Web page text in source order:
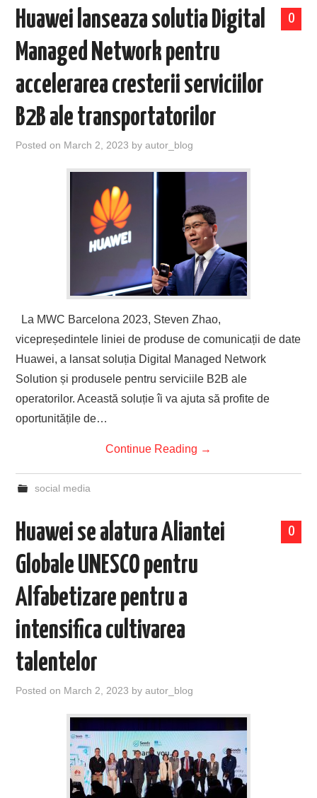
0
Huawei lanseaza solutia Digital
Managed Network pentru
accelerarea cresterii serviciilor
B2B ale transportatorilor
Posted on March 2, 2023 byautor_blog
La MWC Barcelona 2023, Steven Zhao,
vicepreședintele liniei de produse de comunicații de date
Huawei, a lansat soluția Digital Managed Network
Solution și produsele pentru serviciile B2B ale
operatorilor. Această soluție îi va ajuta să profite de
oportunitățile de…
Continue Reading →
social media
0
Huawei se alatura Aliantei
Globale UNESCO pentru
Alfabetizare pentru a
intensifica cultivarea
talentelor
Posted on March 2, 2023 byautor_blog